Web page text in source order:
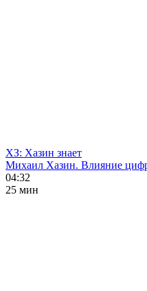
ХЗ: Хазин знает
Михаил Хазин. Влияние
04:32
25 мин